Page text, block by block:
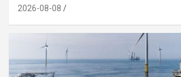
2026-08-08